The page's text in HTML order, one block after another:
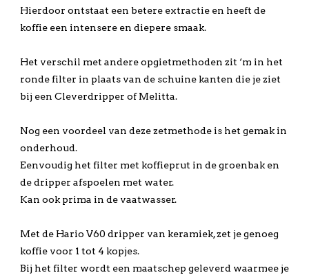
Hierdoor ontstaat een betere extractie en heeft de
koffie een intensere en diepere smaak.
Het verschil met andere opgietmethoden zit ‘m in het
ronde filter in plaats van de schuine kanten die je ziet
bij een Cleverdripper of Melitta.
Nog een voordeel van deze zetmethode is het gemak in
onderhoud.
Eenvoudig het filter met koffieprut in de groenbak en
de dripper afspoelen met water.
Kan ook prima in de vaatwasser.
Met de Hario V60 dripper van keramiek, zet je genoeg
koffie voor 1 tot 4 kopjes.
Bij het filter wordt een maatschep geleverd waarmee je